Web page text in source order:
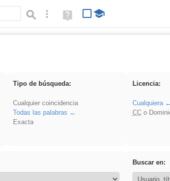
Búsqueda avanzada
Ayuda
(en
Tipo de búsqueda:
Cualquier coincidencia
Todas las palabras
Exacta
Licencia:
Cualquiera
CCo
Buscar en: